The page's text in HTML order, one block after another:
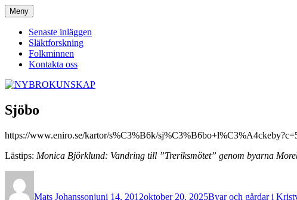
Hoppa
till
innehåll
NYBROKUNSKAP
Meny
Senaste inläggen
Släktforskning
Folkminnen
Kontakta oss
Sjöbo
https://www.eniro.se/kartor/s%C3%B6k/
Lästips: Monica Björklund: Vandring till ”Treriksmötet” genom byarna
Mats Johanssonjuni 14, 2012oktober 20, 2025Byar och gårdar i